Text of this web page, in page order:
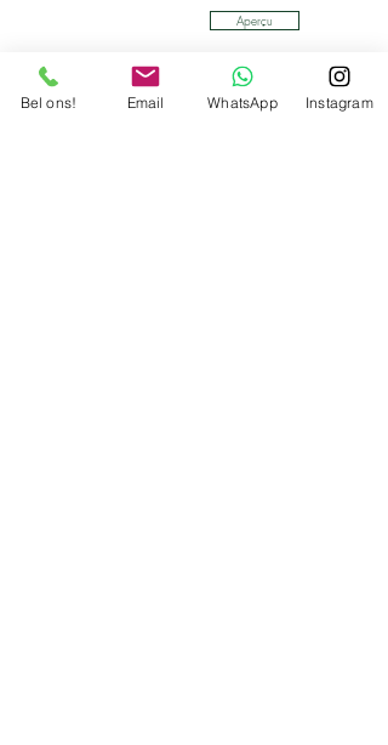
Aperçu
Bel ons! Email WhatsApp Instagram